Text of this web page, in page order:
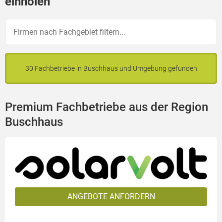
30 Fachbetriebe in Buschhaus und Umgebung gefunden
Premium Fachbetriebe aus der Region
Buschhaus
ANGEBOTE ANFORDERN